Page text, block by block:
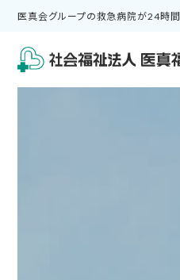
医真会グループの救急病院が24時間